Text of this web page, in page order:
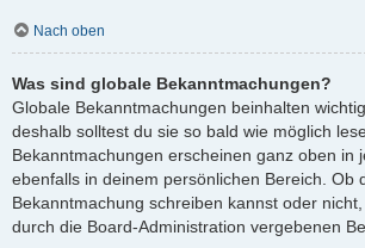
Nach oben
Was sind globale Bekanntmachungen?
Globale Bekanntmachungen beinhalten
deshalb solltest du sie so bald wie möglich
Bekanntmachungen erscheinen ganz oben in
ebenfalls in deinem persönlichen Bereich. Ob
Bekanntmachung schreiben kannst oder
durch die Board-Administration vergebenen